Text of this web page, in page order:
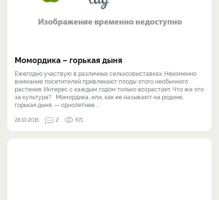
Момордика – горькая дыня
Ежегодно участвую в различных сельхозвыставках. Неизменно
внимание посетителей привлекают плоды этого необычного
растения. Интерес с каждым годом только возрастает. Что же это
за культура? Момордика, или, как ее называют на родине,
горькая дыня, — однолетнее ...
28.10.2015 2 671